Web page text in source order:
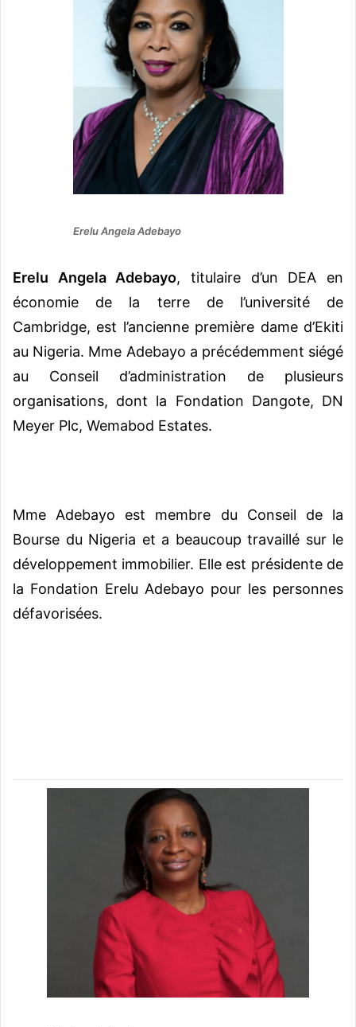
Erelu Angela Adebayo
Erelu Angela Adebayo, titulaire d’un DEA en
économie de la terre de l’université de
Cambridge, est l’ancienne première dame d’Ekiti
au Nigeria. Mme Adebayo a précédemment siégé
au Conseil d’administration de plusieurs
organisations, dont la Fondation Dangote, DN
Meyer Plc, Wemabod Estates.
Mme Adebayo est membre du Conseil de la
Bourse du Nigeria et a beaucoup travaillé sur le
développement immobilier. Elle est présidente de
la Fondation Erelu Adebayo pour les personnes
défavorisées.